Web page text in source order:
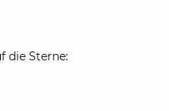
die Sterne: